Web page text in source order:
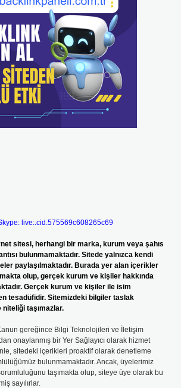
live:.cid.575569c608265c69
sitesi, herhangi bir marka, kurum veya şahıs
bulunmamaktadır. Sitede yalnızca kendi
paylaşılmaktadır. Burada yer alan içerikler
olup, gerçek kurum ve kişiler hakkında
Gerçek kurum ve kişiler ile isim
tesadüfidir. Sitemizdeki bilgiler taslak
taşımazlar.
gereğince Bilgi Teknolojileri ve İletişim
onaylanmış bir Yer Sağlayıcı olarak hizmet
sitedeki içerikleri proaktif olarak denetleme
bulunmamaktadır. Ancak, üyelerimiz
taşımakta olup, siteye üye olarak bu
sayılırlar.